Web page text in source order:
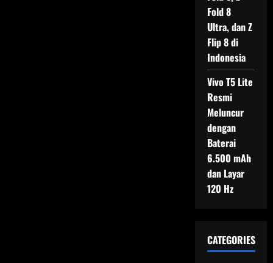
Fold 8
Ultra, dan Z
Flip 8 di
Indonesia
Vivo T5 Lite
Resmi
Meluncur
dengan
Baterai
6.500 mAh
dan Layar
120 Hz
CATEGORIES